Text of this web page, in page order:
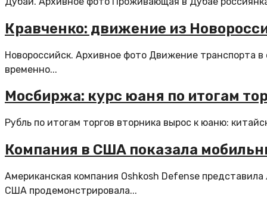
Кравченко: движение из
Новороссийск. Архивное фото Движение транспорта
временно...
Мосбиржа: курс юаня по итогам
Рубль по итогам торгов вторника вырос к юаню:
Компания в США показала
Американская компания Oshkosh Defense
США продемонстрировала...